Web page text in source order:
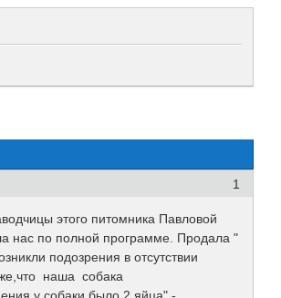
1
этого питомника Павловой
нас по полной программе. Продала "
подозрения в отсутствии
наша собака